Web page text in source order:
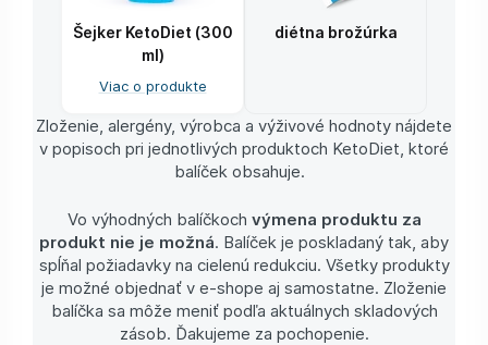
Šejker KetoDiet (300
ml)
Viac o produkte
diétna brožúrka
Zloženie, alergény, výrobca a výživové hodnoty nájdete
v popisoch pri jednotlivých produktoch KetoDiet, ktoré
balíček obsahuje.
Vo výhodných balíčkoch výmena produktu za
produkt nie je možná. Balíček je poskladaný tak, aby
spĺňal požiadavky na cielenú redukciu. Všetky produkty
je možné objednať v e-shope aj samostatne. Zloženie
balíčka sa môže meniť podľa aktuálnych skladových
zásob. Ďakujeme za pochopenie.